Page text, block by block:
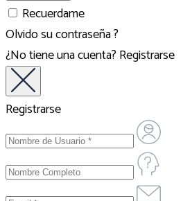
Recuerdame
Olvido su contraseña ?
¿No tiene una cuenta? Registrarse
Registrarse